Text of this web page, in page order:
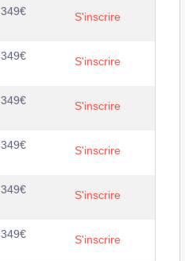
349€ S'inscrire
349€ S'inscrire
349€ S'inscrire
349€ S'inscrire
349€ S'inscrire
349€ S'inscrire